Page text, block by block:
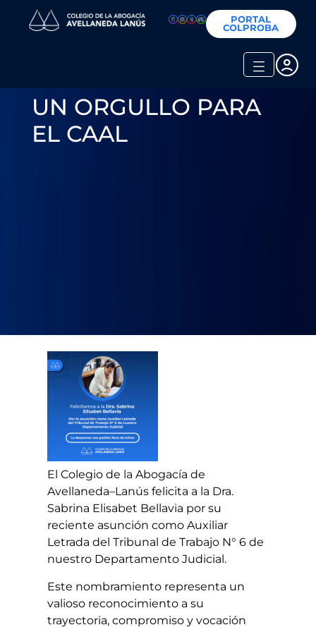
PORTAL
COLPROBA
UN ORGULLO PARA
EL CAAL
El Colegio de la Abogacía de
Avellaneda–Lanús felicita a la Dra.
Sabrina Elisabet Bellavia por su
reciente asunción como Auxiliar
Letrada del Tribunal de Trabajo N° 6 de
nuestro Departamento Judicial.
Este nombramiento representa un
valioso reconocimiento a su
trayectoria, compromiso y vocación